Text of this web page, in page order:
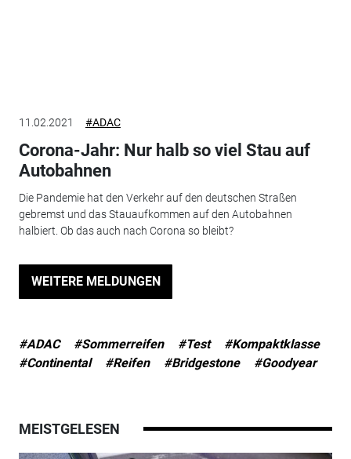
11.02.2021 #ADAC
Corona-Jahr: Nur halb so viel Stau auf
Autobahnen
Die Pandemie hat den Verkehr auf den deutschen Straßen
gebremst und das Stauaufkommen auf den Autobahnen
halbiert. Ob das auch nach Corona so bleibt?
WEITERE MELDUNGEN
#ADAC #Sommerreifen #Test
#Kompaktklasse
#Continental
#Reifen #Bridgestone #Goodyear
MEISTGELESEN